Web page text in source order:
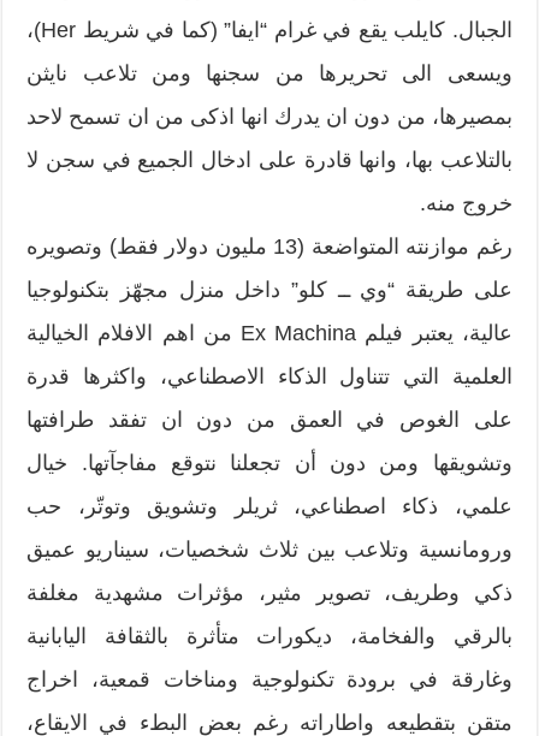
الجبال. كايلب يقع في غرام “ايفا” (كما في شريط Her)،
ويسعى الى تحريرها من سجنها ومن تلاعب نايثن
بمصيرها، من دون ان يدرك انها اذكى من ان تسمح لاحد
بالتلاعب بها، وانها قادرة على ادخال الجميع في سجن لا
خروج منه.
رغم موازنته المتواضعة (13 مليون دولار فقط) وتصويره
على طريقة “وي ــ كلو” داخل منزل مجهّز بتكنولوجيا
عالية، يعتبر فيلم Ex Machina من اهم الافلام الخيالية
العلمية التي تتناول الذكاء الاصطناعي، واكثرها قدرة
على الغوص في العمق من دون ان تفقد طرافتها
وتشويقها ومن دون أن تجعلنا نتوقع مفاجآتها. خيال
علمي، ذكاء اصطناعي، ثريلر وتشويق وتوتّر، حب
ورومانسية وتلاعب بين ثلاث شخصيات، سيناريو عميق
ذكي وطريف، تصوير مثير، مؤثرات مشهدية مغلفة
بالرقي والفخامة، ديكورات متأثرة بالثقافة اليابانية
وغارقة في برودة تكنولوجية ومناخات قمعية، اخراج
متقن بتقطيعه واطاراته رغم بعض البطء في الايقاع،